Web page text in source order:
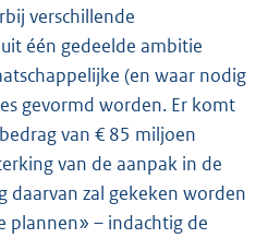
verschillende
één gedeelde ambitie
(en waar nodig
gevormd worden. Er komt
van € 85 miljoen
van de aanpak in de
daarvan zal gekeken worden
plannen» – indachtig de